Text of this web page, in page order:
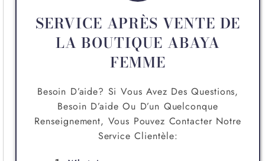
SERVICE APRÈS VENTE DE
LA BOUTIQUE ABAYA
FEMME
Besoin D’aide? Si Vous Avez Des Questions,
Besoin D’aide Ou D’un Quelconque
Renseignement, Vous Pouvez Contacter Notre
Service Clientèle: